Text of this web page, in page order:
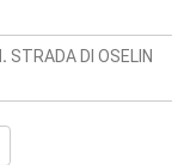
STRADA DI OSELIN